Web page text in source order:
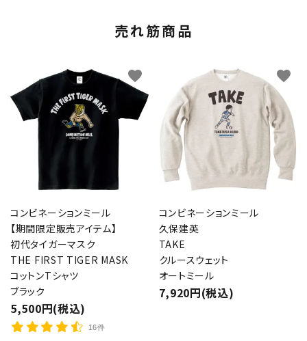
売れ筋商品
コンビネーションミール
【期間限定販売アイテム】
初代タイガーマスク
THE FIRST TIGER MASK
コットンTシャツ
ブラック
5,500円(税込)
16件
favorite
コンビネーションミール
久保建英
TAKE
クルースウェット
オートミール
7,920円(税込)
favorite